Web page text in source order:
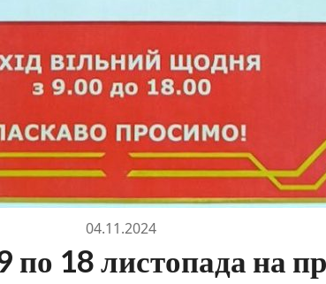
04.11.2024
18 листопада на